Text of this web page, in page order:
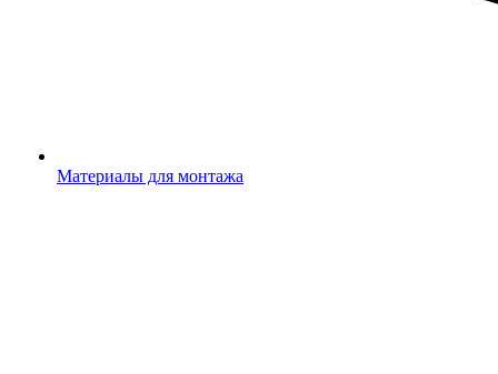
Материалы для монтажа